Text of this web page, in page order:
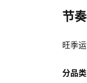
节
旺季
分品